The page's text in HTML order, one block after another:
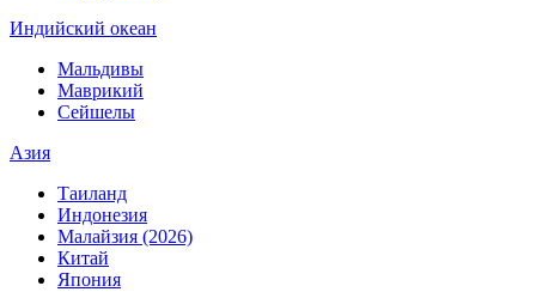
Индийский океан
Мальдивы
Маврикий
Сейшелы
Азия
Таиланд
Индонезия
Малайзия (2026)
Китай
Япония